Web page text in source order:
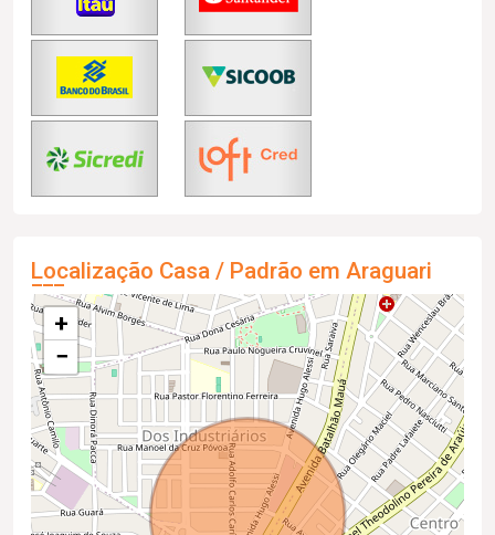
Localização Casa / Padrão em Araguari
+
−